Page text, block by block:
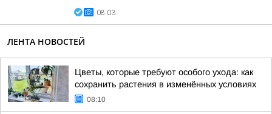
08:03
ЛЕНТА НОВОСТЕЙ
Цветы, которые требуют особого ухода: как
сохранить растения в изменённых условиях
08:10